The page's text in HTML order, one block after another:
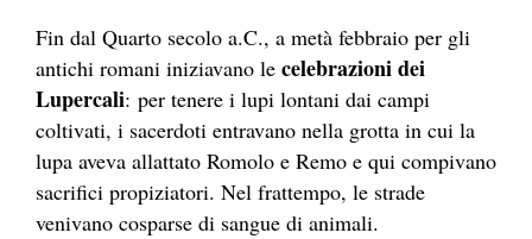
Fin dal Quarto secolo a.C., a metà febbraio per gli
antichi romani iniziavano le celebrazioni dei
Lupercali: per tenere i lupi lontani dai campi
coltivati, i sacerdoti entravano nella grotta in cui la
lupa aveva allattato Romolo e Remo e qui compivano
sacrifici propiziatori. Nel frattempo, le strade
venivano cosparse di sangue di animali.